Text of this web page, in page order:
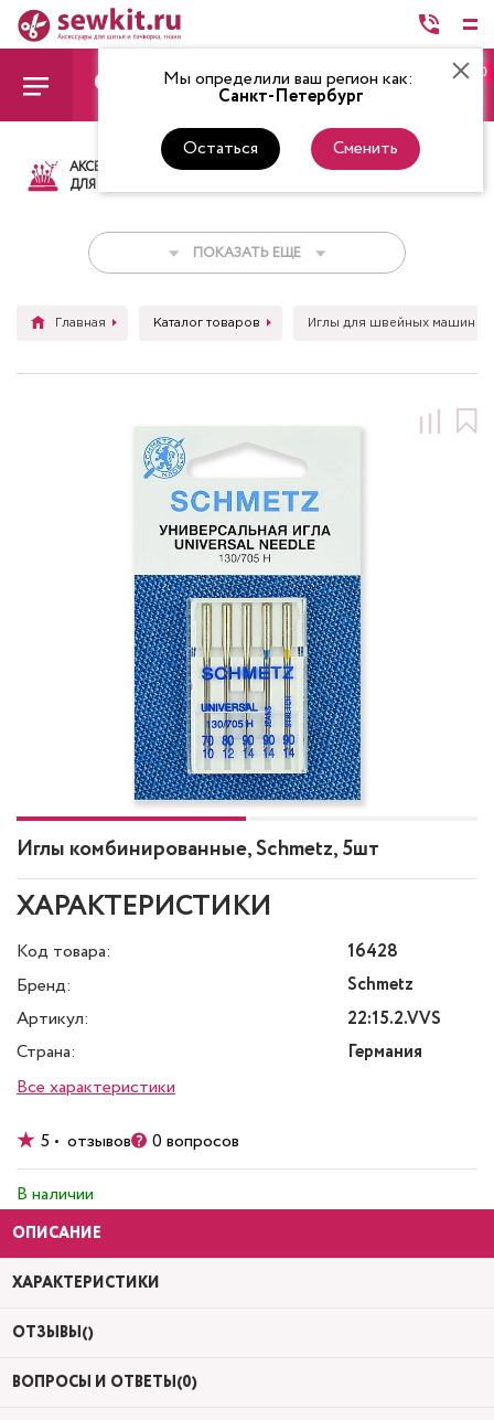
Мы определили ваш регион как:
Санкт-Петербург
Остаться Сменить
0
АКСЕССУАРЫ
ДЛЯ ШИТЬЯ
ТКАНИ НИТКИ
ПОКАЗАТЬ ЕЩЕ
Главная Каталог товаров Иглы для швейных машин
Иглы комбинированные, Schmetz, 5шт
ХАРАКТЕРИСТИКИ
Код товара:
16428
Бренд:
Schmetz
Артикул:
22:15.2.VVS
Страна:
Германия
Все характеристики
5 • отзывов 0 вопросов
В наличии
ОПИСАНИЕ
ХАРАКТЕРИСТИКИ
ОТЗЫВЫ()
ВОПРОСЫ И ОТВЕТЫ(0)